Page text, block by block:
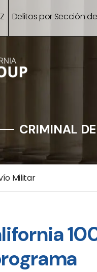
Delitos por Sección
CRIMINAL
Militar